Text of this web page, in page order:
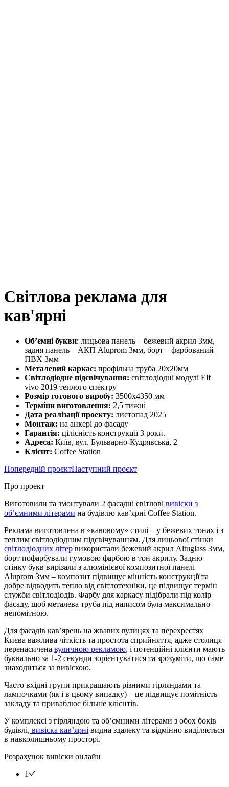
Світлова реклама для
кав'ярні
Об’ємні букви: лицьова панель – бежевий акрил 3мм,
задня панель – АКП Aluprom 3мм, борт – фарбований
ПВХ 3мм
Металевий каркас: профільна труба 20х20мм
Світлодіодне підсвічування: світлодіодні модулі Elf
vivo 2019 теплого спектру
Розмір готового виробу: 3500х4350 мм
Терміни виготовлення: 2,5 тижні
Дата реалізації проекту: листопад 2025
Монтаж: на анкері до фасаду
Гарантія: цілісність конструкції 3 роки.
Адреса: Київ, вул. Бульварно-Кудрявська, 2
Клієнт: Coffee Station
Попередній проєктНаступний проєкт
Про проект
Виготовили та змонтували 2 фасадні світлові вивіски з
об’ємними літерами на будівлю кав’ярні Coffee Station.
Реклама виготовлена ​​в «кавовому» стилі – у бежевих тонах і з
теплим світлодіодним підсвічуванням. Для лицьової стінки
світлодіодних літер використали бежевий акрил Altuglass 3мм,
борт пофарбували гумовою фарбою в тон акрилу. Задню
стінку букв вирізали з алюмінієвої композитної панелі
Aluprom 3мм – композит підвищує міцність конструкції та
добре відводить тепло від світлотехніки, це підвищує термін
служби світлодіодів. Фарбу для каркасу підібрали під колір
фасаду, щоб металева труба під написом була максимально
непомітною.
Для фасадів кав’ярень на жвавих вулицях та перехрестях
Києва важлива чіткість та простота сприйняття, адже столиця
перенасичена вуличною рекламою, і потенційні клієнти мають
буквально за 1-2 секунди зорієнтуватися та зрозуміти, що саме
знаходиться за вивіскою.
Часто вхідні групи прикрашають різними гірляндами та
лампочками (як і в цьому випадку) – це підвищує помітність
закладу та приваблює більше клієнтів.
У комплексі з гірляндою та об’ємними літерами з обох боків
будівлі, вивіска кав’ярні видна здалеку та відмінно виділяється
в навколишньому просторі.
Розрахунок вивіски онлайн
1